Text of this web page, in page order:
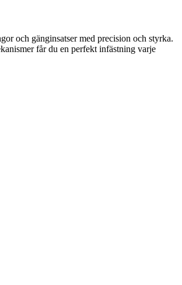
och gänginsatser med precision och styrka.
får du en perfekt infästning varje